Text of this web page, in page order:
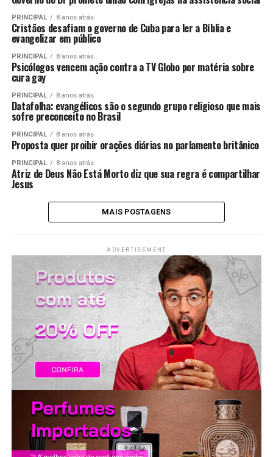
PRINCIPAL 8 anos atrás
Cristãos desafiam o governo de Cuba para ler a Bíblia e
evangelizar em público
PRINCIPAL 8 anos atrás
Psicólogos vencem ação contra a TV Globo por matéria sobre
cura gay
PRINCIPAL 8 anos atrás
Datafolha: evangélicos são o segundo grupo religioso que mais
sofre preconceito no Brasil
PRINCIPAL 8 anos atrás
Proposta quer proibir orações diárias no parlamento britânico
PRINCIPAL 8 anos atrás
Atriz de Deus Não Está Morto diz que sua regra é compartilhar
Jesus
MAIS POSTAGENS
ADVERTISEMENT